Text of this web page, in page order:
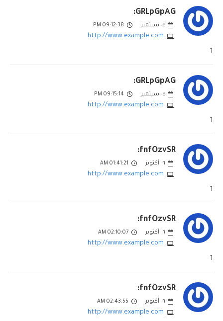
GRLpGpAG:
٠٥ سبتمبر 09:12:38 PM
http://www.example.com
1
GRLpGpAG:
٠٥ سبتمبر 09:15:14 PM
http://www.example.com
1
fnfOzvSR:
١٦ أكتوبر 01:41:21 AM
http://www.example.com
1
fnfOzvSR:
١٦ أكتوبر 02:10:07 AM
http://www.example.com
1
fnfOzvSR:
١٦ أكتوبر 02:43:55 AM
http://www.example.com